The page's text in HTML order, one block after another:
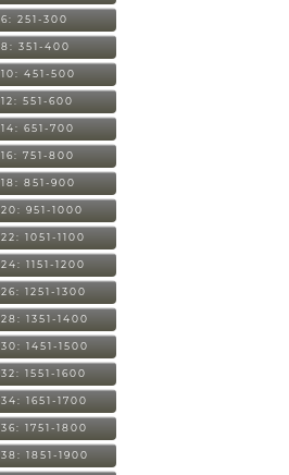
6: 251-300
8: 351-400
10: 451-500
12: 551-600
14: 651-700
16: 751-800
18: 851-900
20: 951-1000
22: 1051-1100
24: 1151-1200
26: 1251-1300
28: 1351-1400
30: 1451-1500
32: 1551-1600
34: 1651-1700
36: 1751-1800
38: 1851-1900